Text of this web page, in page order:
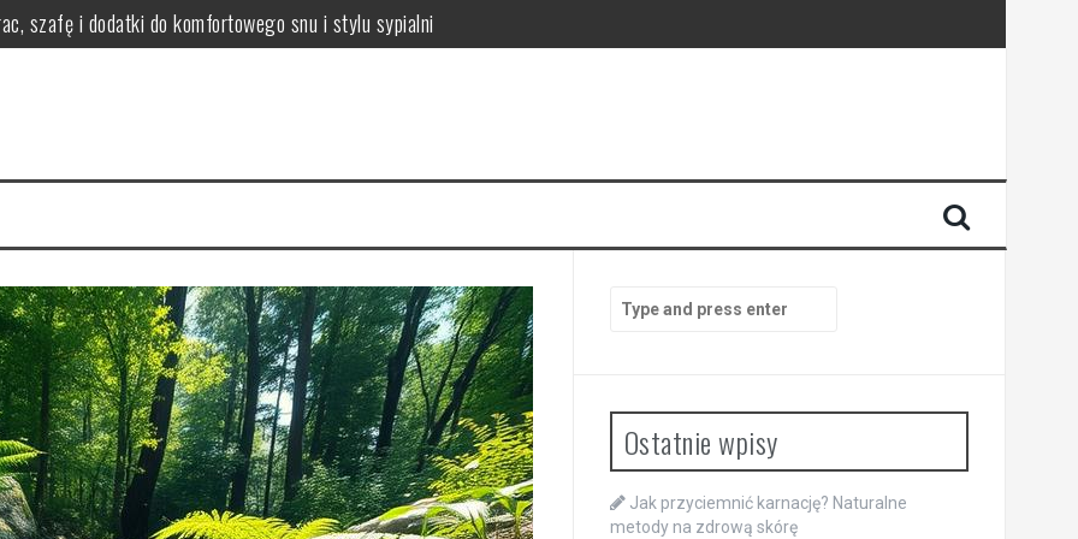
szafę i dodatki do komfortowego snu i stylu sypialni
wskazówki i porady
i łagodzić?
na zdrową skórę
for:
Ostatnie wpisy
Jak przyciemnić karnację? Naturalne
metody na zdrową skórę